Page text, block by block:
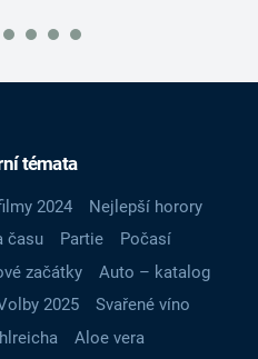
témata
2024
Nejlepší horory
času Partie
Počasí
začátky
Auto – katalog
2025
Svařené víno
Aloe vera